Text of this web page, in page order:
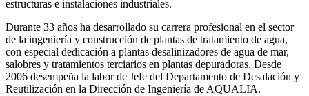
estructuras e instalaciones industriales.
Durante 33 años ha desarrollado su carrera profesional en el sector
de la ingeniería y construcción de plantas de tratamiento de agua,
con especial dedicación a plantas desalinizadores de agua de mar,
salobres y tratamientos terciarios en plantas depuradoras. Desde
2006 desempeña la labor de Jefe del Departamento de Desalación y
Reutilización en la Dirección de Ingeniería de AQUALIA.